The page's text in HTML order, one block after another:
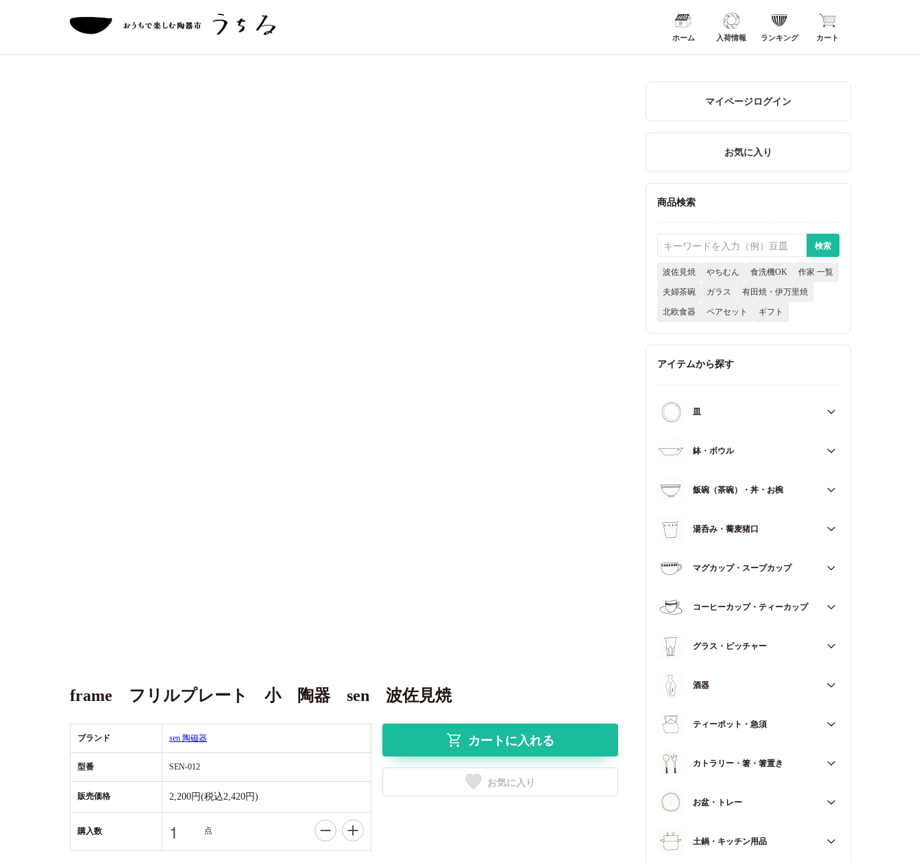
ホーム 入荷情報 ランキング カート
frame フリルプレート 小 陶器 sen 波佐見焼
ブランド sen 陶磁器
型番 SEN-012
販売価格 2,200円(税込2,420円)
購入数 点
カートに入れる
お気に入り
マイページログイン
お気に入り
商品検索
波佐見焼 やちむん 食洗機OK 作家 一覧
夫婦茶碗 ガラス 有田焼・伊万里焼
北欧食器 ペアセット ギフト
アイテムから探す
皿
すべて
取皿・中皿（15～20cm）
鉢・ボウル
すべて
中鉢（13～17cm）
飯碗（茶碗）・丼・お椀
すべて
丼（どんぶり）
湯呑み・蕎麦猪口
蕎麦猪口（そばちょこ）
マグカップ・スープカップ
スープカップ
コーヒーカップ・ティーカップ
グラス・ピッチャー
すべて
酒器
お猪口（おちょこ）
ティーポット・急須
カトラリー・箸・箸置き
すべて
箸
お盆・トレー
すべて
土鍋・キッチン用品